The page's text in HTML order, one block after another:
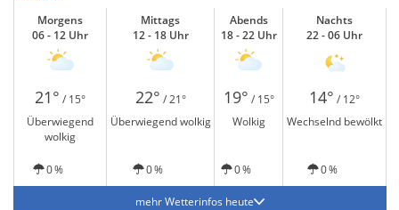
Morgens
06 - 12 Uhr
Mittags
12 - 18 Uhr
Abends
18 - 22 Uhr
Nachts
22 - 06 Uhr
21° / 15° 22° / 21° 19° / 15° 14° / 12°
Überwiegend
wolkig
Überwiegend wolkig Wolkig Wechselnd bewölkt
0 % 0 % 0 % 0 %
mehr Wetterinfos heute